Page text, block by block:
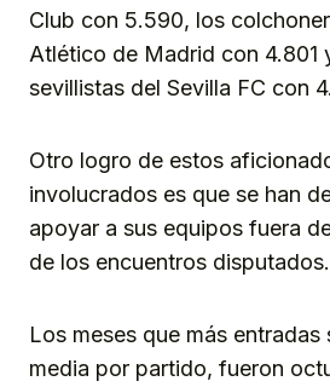
Club con 5.590, los
Atlético de Madrid con 4.801
sevillistas del Sevilla FC con
Otro logro de estos
involucrados es que se han
apoyar a sus equipos fuera
de los encuentros disputados.
Los meses que más
media por partido, fueron